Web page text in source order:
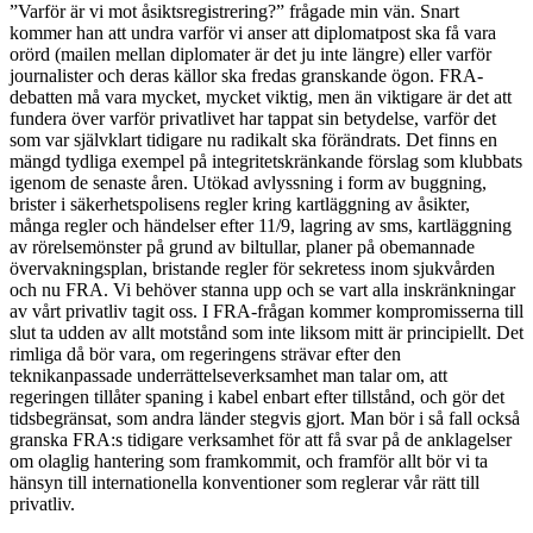
”Varför är vi mot åsiktsregistrering?” frågade min vän. Snart
kommer han att undra varför vi anser att diplomatpost ska få vara
orörd (mailen mellan diplomater är det ju inte längre) eller varför
journalister och deras källor ska fredas granskande ögon. FRA-
debatten må vara mycket, mycket viktig, men än viktigare är det att
fundera över varför privatlivet har tappat sin betydelse, varför det
som var självklart tidigare nu radikalt ska förändrats. Det finns en
mängd tydliga exempel på integritetskränkande förslag som klubbats
igenom de senaste åren. Utökad avlyssning i form av buggning,
brister i säkerhetspolisens regler kring kartläggning av åsikter,
många regler och händelser efter 11/9, lagring av sms, kartläggning
av rörelsemönster på grund av biltullar, planer på obemannade
övervakningsplan, bristande regler för sekretess inom sjukvården
och nu FRA. Vi behöver stanna upp och se vart alla inskränkningar
av vårt privatliv tagit oss. I FRA-frågan kommer kompromisserna till
slut ta udden av allt motstånd som inte liksom mitt är principiellt. Det
rimliga då bör vara, om regeringens strävar efter den
teknikanpassade underrättelseverksamhet man talar om, att
regeringen tillåter spaning i kabel enbart efter tillstånd, och gör det
tidsbegränsat, som andra länder stegvis gjort. Man bör i så fall också
granska FRA:s tidigare verksamhet för att få svar på de anklagelser
om olaglig hantering som framkommit, och framför allt bör vi ta
hänsyn till internationella konventioner som reglerar vår rätt till
privatliv.